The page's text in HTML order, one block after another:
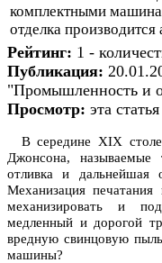
комплектными
отделка производится
Рейтинг: 1 -
Публикация:
"Промышленность и
Просмотр: эта
В середине XIX
Джонсона,
отливка и дальнейшая
Механизация
механизировать и
медленный и дорогой
вредную свинцовую
машины?